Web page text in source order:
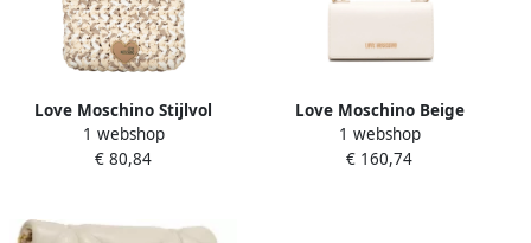
Love Moschino Stijlvol
Gehaakte Schoudertas
Beige Dames
1 webshop
€ 80,84
Love Moschino Beige
Schoudertas met
Vouwsluiting en
1 webshop
€ 160,74